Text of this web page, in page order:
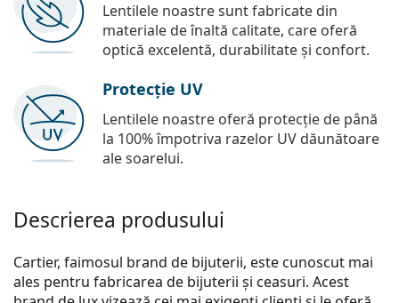
Lentilele noastre sunt fabricate din
materiale de înaltă calitate, care oferă
optică excelentă, durabilitate și confort.
Protecție UV
Lentilele noastre oferă protecție de până
la 100% împotriva razelor UV dăunătoare
ale soarelui.
Descrierea produsului
Cartier, faimosul brand de bijuterii, este cunoscut mai
ales pentru fabricarea de bijuterii și ceasuri. Acest